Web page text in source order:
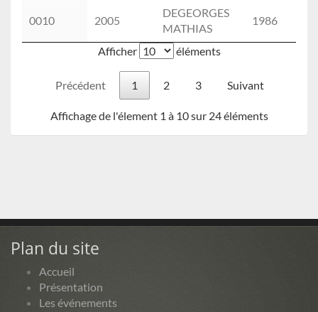
0010 2005
DEGEORGES
MATHIAS
1986
Afficher
éléments
Précédent 1 2 3 Suivant
Affichage de l'élement 1 à 10 sur 24 éléments
Plan du site
Accueil
Présentation
Les événements